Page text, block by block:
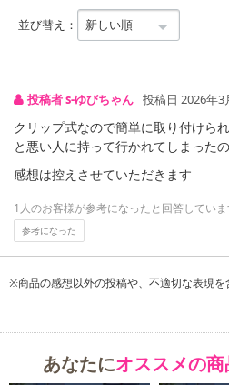
並び替え：
投稿者 s-ゆびちゃん 投稿日 2026年3
クリップ式なので簡単に取り付けら
と悪い人に持って行かれてしまった
感想は控えさせていただきます
1人のお客様が参考になったと回答していま
参考になった
※商品の感想以外の投稿や、不適切な表現
あなたにオススメの商